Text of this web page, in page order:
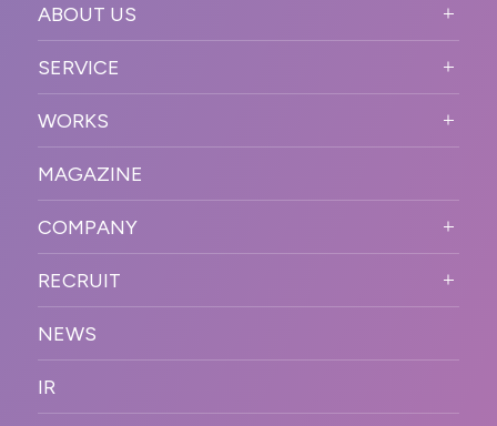
ABOUT US
PURPOSE
VISION
OUR DNA
SERVICE
STRONG POINT
BUSINESS DOMAIN
SOLUTION
WORKFLOW
WORKS
オンラインイベント
SNSプロモーション
プラットフォーム販
促
デジタル制作・映像
制作
PR
カンファレンス・展示会・アワ
ESPORTS・ゲームプロモーシ
MAGAZINE
COMPANY
COMPANY INFORMATION
MESSAGE
OFFICER
ACCESS
RECRUIT
新卒採用
キャリア採用
NEWS
IR